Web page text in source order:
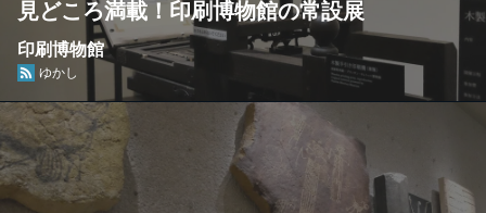
見どころ満載！印刷博物館の常設展
印刷博物館
ゆかし